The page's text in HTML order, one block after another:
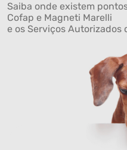
Saiba onde existem
Cofap e Magneti Marelli
e os Serviços Autorizados